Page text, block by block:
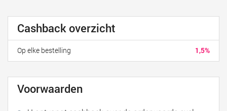
Cashback overzicht
1,5%
Op elke bestelling
Voorwaarden